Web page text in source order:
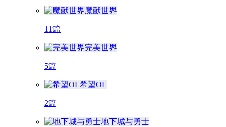
魔獸世界
11篇
完美世界
5篇
希望OL
2篇
地下城与勇士